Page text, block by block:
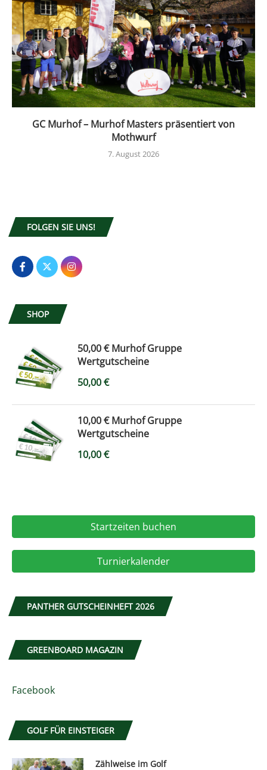
GC Murhof – Murhof Masters präsentiert von
Mothwurf
7. August 2026
FOLGEN SIE UNS!
SHOP
50,00 € Murhof Gruppe
Wertgutscheine
50,00€
10,00 € Murhof Gruppe
Wertgutscheine
10,00€
Startzeiten buchen
Turnierkalender
PANTHER GUTSCHEINHEFT 2026
GREENBOARD MAGAZIN
Facebook
GOLF FÜR EINSTEIGER
Zählweise im Golf